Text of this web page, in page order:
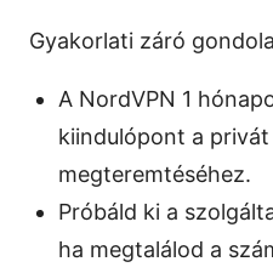
Gyakorlati záró
A NordVPN 1
kiindulópont a
megteremtéséhez.
Próbáld ki a
ha megtalálod a